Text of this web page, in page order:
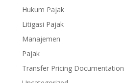
Hukum Pajak
Litigasi Pajak
Manajemen
Pajak
Transfer Pricing Documentation